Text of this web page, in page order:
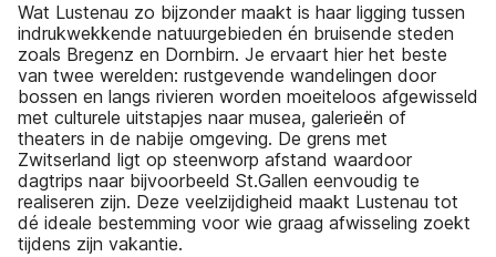
Wat Lustenau zo bijzonder maakt is haar ligging tussen
indrukwekkende natuurgebieden én bruisende steden
zoals Bregenz en Dornbirn. Je ervaart hier het beste
van twee werelden: rustgevende wandelingen door
bossen en langs rivieren worden moeiteloos afgewisseld
met culturele uitstapjes naar musea, galerieën of
theaters in de nabije omgeving. De grens met
Zwitserland ligt op steenworp afstand waardoor
dagtrips naar bijvoorbeeld St.Gallen eenvoudig te
realiseren zijn. Deze veelzijdigheid maakt Lustenau tot
dé ideale bestemming voor wie graag afwisseling zoekt
tijdens zijn vakantie.